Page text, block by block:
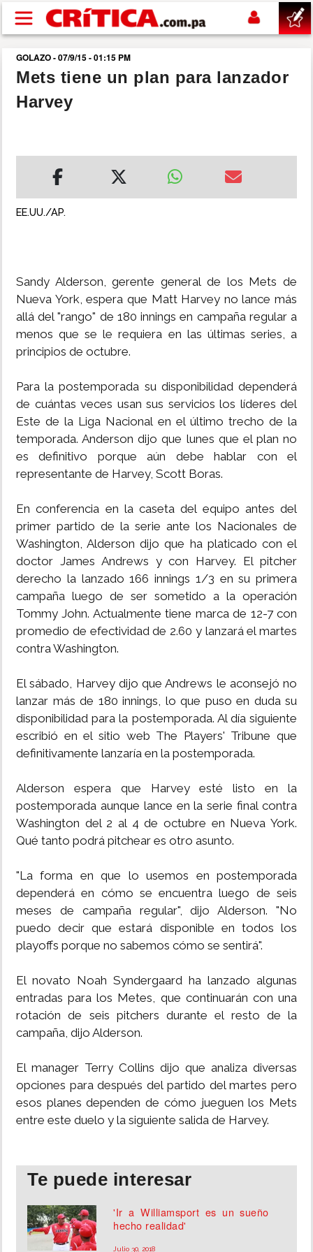
Pasar al contenido principal
buscar
SUCESOS
POLÍTICA
SHOW
MUNDO
INSÓLITAS
IMPRESO
GOLAZO - 07/9/15 - 01:15 PM
Mets tiene un plan para lanzador
Harvey
EE.UU./AP.
Sandy Alderson, gerente general de los Mets de
Nueva York, espera que Matt Harvey no lance más
allá del "rango" de 180 innings en campaña regular a
menos que se le requiera en las últimas series, a
principios de octubre.
Para la postemporada su disponibilidad dependerá
de cuántas veces usan sus servicios los líderes del
Este de la Liga Nacional en el último trecho de la
temporada. Anderson dijo que lunes que el plan no
es definitivo porque aún debe hablar con el
representante de Harvey, Scott Boras.
En conferencia en la caseta del equipo antes del
primer partido de la serie ante los Nacionales de
Washington, Alderson dijo que ha platicado con el
doctor James Andrews y con Harvey. El pitcher
derecho la lanzado 166 innings 1/3 en su primera
campaña luego de ser sometido a la operación
Tommy John. Actualmente tiene marca de 12-7 con
promedio de efectividad de 2.60 y lanzará el martes
contra Washington.
El sábado, Harvey dijo que Andrews le aconsejó no
lanzar más de 180 innings, lo que puso en duda su
disponibilidad para la postemporada. Al día siguiente
escribió en el sitio web The Players' Tribune que
definitivamente lanzaría en la postemporada.
Alderson espera que Harvey esté listo en la
postemporada aunque lance en la serie final contra
Washington del 2 al 4 de octubre en Nueva York.
Qué tanto podrá pitchear es otro asunto.
"La forma en que lo usemos en postemporada
dependerá en cómo se encuentra luego de seis
meses de campaña regular", dijo Alderson. "No
puedo decir que estará disponible en todos los
playoffs porque no sabemos cómo se sentirá".
El novato Noah Syndergaard ha lanzado algunas
entradas para los Metes, que continuarán con una
rotación de seis pitchers durante el resto de la
campaña, dijo Alderson.
El manager Terry Collins dijo que analiza diversas
opciones para después del partido del martes pero
esos planes dependen de cómo jueguen los Mets
entre este duelo y la siguiente salida de Harvey.
Te puede interesar
'Ir a Williamsport es un sueño
hecho realidad'
Julio 30, 2018